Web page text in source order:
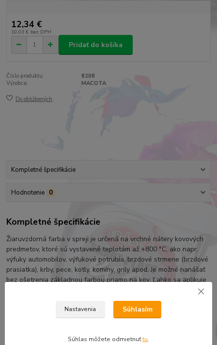
12,34 €
10,03 € bez DPH
Pridať do košíka
Číslo produktu:
8208
Výrobca:
MACOTA
Do obľúbených
Kompletné špecifikácie
Hodnotenie 0
Kompletné špecifikácie
Žiaruvzdorná farba v spreji je určená na vrchné nátery kovových
predmetov, ktoré sú vystavené teplotám až +800 °C, ako napr.
výfuky automobilov, výfukové potrubia, brzdové strmene (brzdové
prasiatka), krby, pece, kotly, komíny, grily apod. Je možné nanášať
bez ošetrenia základnou farbou priamo na kov. Ľahko sa aplikuje
Nastavenia Súhlasím
Súhlas môžete odmietnuťtu.